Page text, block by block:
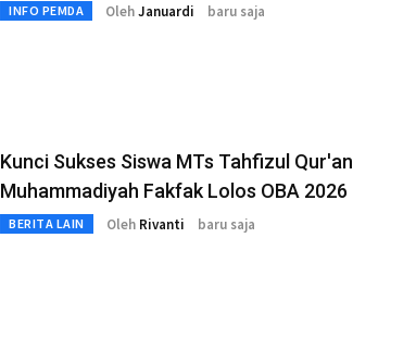
INFO PEMDA OlehJanuardi baru saja
Kunci Sukses Siswa MTs Tahfizul Qur'an
Muhammadiyah Fakfak Lolos OBA 2026
BERITA LAIN Oleh Rivanti baru saja